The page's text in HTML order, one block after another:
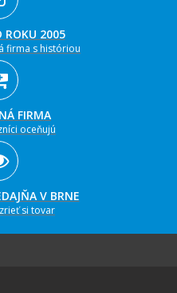
ROKU 2005
firma s históriou
FIRMA
oceňujú
V BRNE
si tovar